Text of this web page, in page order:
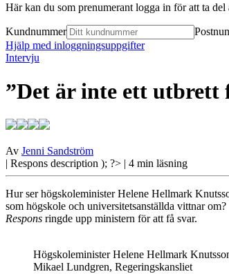
Här kan du som prenumerant logga in för att ta
Kundnummer
Hjälp med inloggningsuppgifter
Intervju
”Det är inte ett utbrett
Av Jenni Sandström
| Respons description ); ?> | 4 min läsning
Hur ser högskoleminister Helene Hellmark
som högskole och universitetsanställda vittnar om?
Respons ringde upp ministern för att få svar.
Högskoleminister Helene Hellmark
Mikael Lundgren, Regeringskansliet